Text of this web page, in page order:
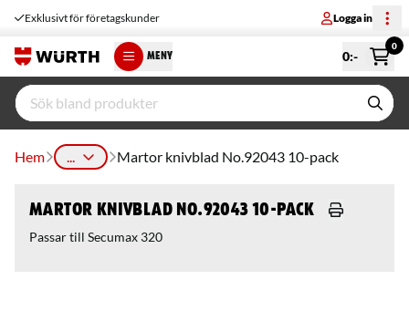
Exklusivt för företagskunder Logga in
MENY 0:-
0
Hem ... Martor knivblad No.92043 10-pack
Martor knivblad No.92043 10-pack
Passar till Secumax 320